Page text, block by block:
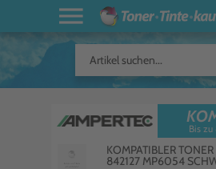
Artikel suchen...
Bis
KOMPATIBLER
842127 MP6054